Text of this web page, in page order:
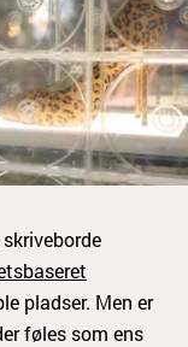
pladser. Men er
føles som ens